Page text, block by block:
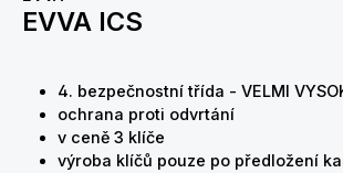
EVVA ICS
4. bezpečnostní třída - VELMI
ochrana proti odvrtání
v ceně 3 klíče
výroba klíčů pouze po předložení